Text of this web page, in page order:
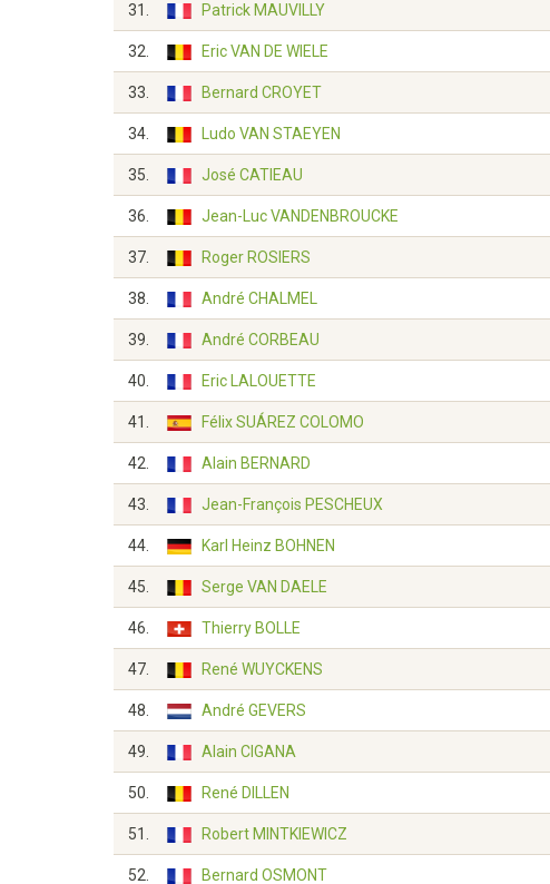
31. Patrick MAUVILLY
32. Eric VAN DE WIELE
33. Bernard CROYET
34. Ludo VAN STAEYEN
35. José CATIEAU
36. Jean-Luc VANDENBROUCKE
37. Roger ROSIERS
38. André CHALMEL
39. André CORBEAU
40. Eric LALOUETTE
41. Félix SUÁREZ COLOMO
42. Alain BERNARD
43. Jean-François PESCHEUX
44. Karl Heinz BOHNEN
45. Serge VAN DAELE
46. Thierry BOLLE
47. René WUYCKENS
48. André GEVERS
49. Alain CIGANA
50. René DILLEN
51. Robert MINTKIEWICZ
52. Bernard OSMONT